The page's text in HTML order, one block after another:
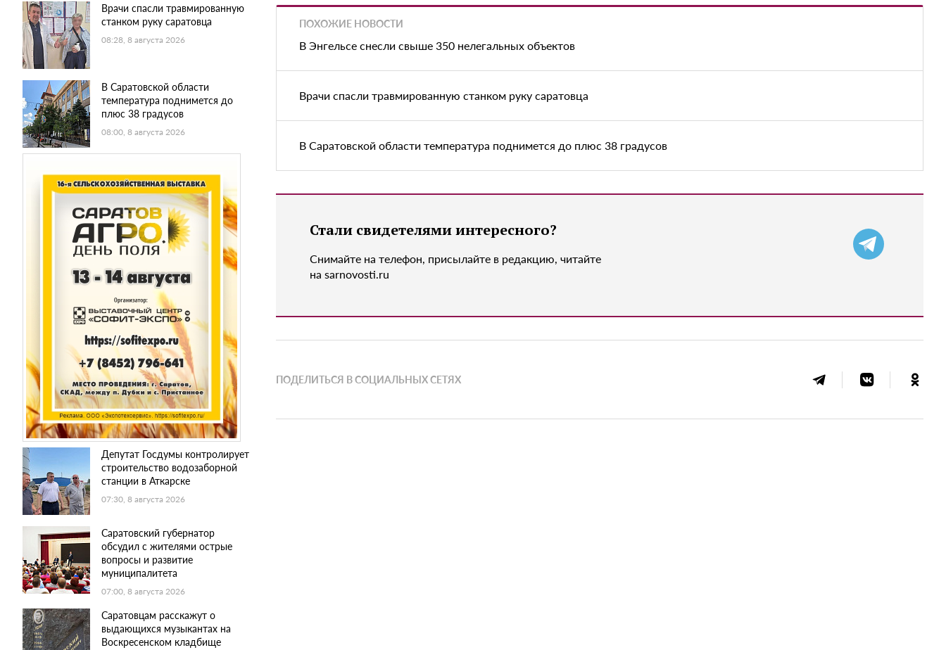
Врачи спасли травмированную
станком руку саратовца
08:28, 8 августа 2026
В Саратовской области
температура поднимется до
плюс 38 градусов
08:00, 8 августа 2026
Депутат Госдумы контролирует
строительство водозаборной
станции в Аткарске
07:30, 8 августа 2026
Саратовский губернатор
обсудил с жителями острые
вопросы и развитие
муниципалитета
07:00, 8 августа 2026
Саратовцам расскажут о
выдающихся музыкантах на
Воскресенском кладбище
ПОХОЖИЕ НОВОСТИ
В Энгельсе снесли свыше 350 нелегальных объектов
Врачи спасли травмированную станком руку саратовца
В Саратовской области температура поднимется до плюс 38 градусов
Стали свидетелями интересного?
Снимайте на телефон, присылайте в редакцию, читайте
на sarnovosti.ru
ПОДЕЛИТЬСЯ В СОЦИАЛЬНЫХ СЕТЯХ